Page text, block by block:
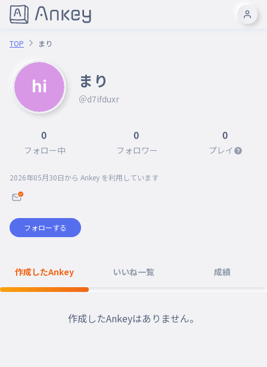
TOP まり
まり
＠d7ifduxr
0
フォロー中
0
フォロワー
0
プレイ
2026年05月30日から Ankey を利用しています
フォローする
作成したAnkey いいね一覧 成績
作成したAnkeyはありません。